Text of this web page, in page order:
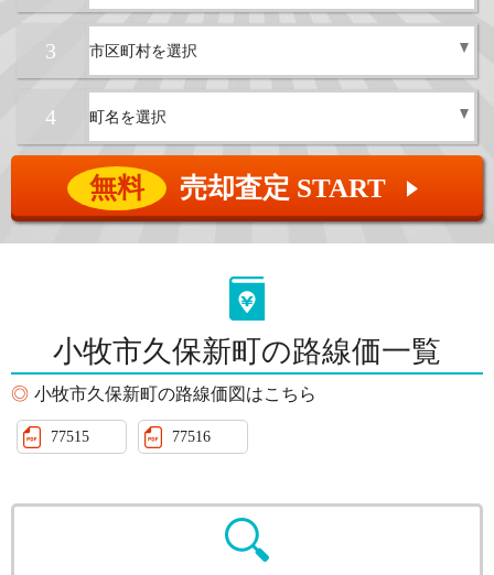
3
4
無料 売却査定 START ▲
小牧市久保新町の路線価一覧
小牧市久保新町の路線価図はこちら
77515 77516